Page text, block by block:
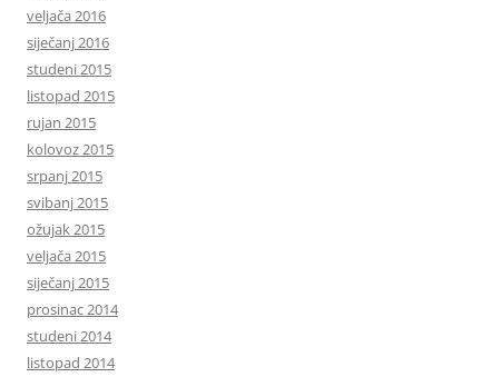
veljača 2016
siječanj 2016
studeni 2015
listopad 2015
rujan 2015
kolovoz 2015
srpanj 2015
svibanj 2015
ožujak 2015
veljača 2015
siječanj 2015
prosinac 2014
studeni 2014
listopad 2014